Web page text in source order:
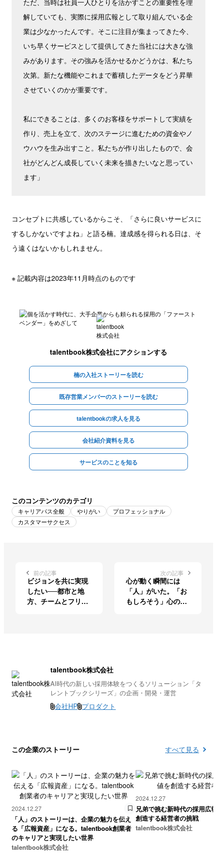
ただ、当時は社員一人ひとりを活かすことの重要性を理
解していても、実際に採用広報として取り組んでいる企
業は少なかったんです。そこに注目が集まってきた今、
いち早くサービスとして提供してきた当社には大きな強
みがあります。その強みを活かせるかどうかは、私たち
次第。新たな機能やこれまで蓄積したデータをどう昇華
させていくのかが重要です。
私にできることは、多くのお客様をサポートして実績を
作り、売上を立て、次のステージに進むための資金やノ
ウハウを生み出すこと。私たちが作り出したもので、会
社がどんどん成長していく未来を描きたいなと思ってい
ます」
コンセプトに共感しているからこそ、「さらに良いサービスに
するしかないですよね」と語る楠。達成感を得られる日は、そ
う遠くはないかもしれません。
※ 記載内容は2023年11月時点のものです
talentbook株式会社にアクションする
楠の入社ストーリーを読む
既存営業メンバーのストーリーを読む
talentbookの求人を見る
会社紹介資料を見る
サービスのことを知る
このコンテンツのカテゴリ
キャリアパス全般 やりがい
プロフェッショナル
カスタマーサクセス
前の記事
ビジョンを共に実現
したい──都市と地
方、チームとフリー
次の記事
心が動く瞬間には
「人」がいた。「お
もしろそう」心の声
talentbook株式会社
AI時代の新しい採用体験をつくるソリューション「タ
レントブックシリーズ」の企画・開発・運営
会社HP プロダクト
この企業のストーリー すべて見る
2024.12.27
「人」のストーリーは、企業の魅力を伝え
る「広報資産」になる。talentbook創業者
のキャリアと実現したい世界
talentbook株式会社
2024.12.27
兄弟で挑む新時代の採用広
創造する経営者の挑戦
talentbook株式会社